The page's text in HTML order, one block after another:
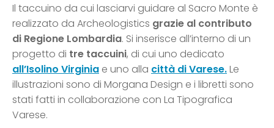
Il taccuino da cui lasciarvi guidare al Sacro Monte è
realizzato da Archeologistics grazie al contributo
di Regione Lombardia. Si inserisce all’interno di un
progetto di tre taccuini, di cui uno dedicato
all’Isolino Virginia e uno alla città di Varese.Le
illustrazioni sono di Morgana Design e i libretti sono
stati fatti in collaborazione con La Tipografica
Varese.